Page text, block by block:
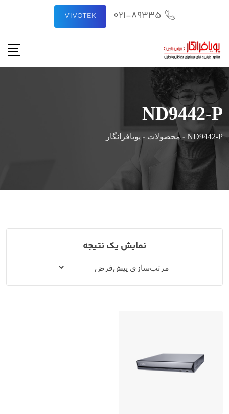
محتوا
021-89335
VIVOTEK
ND9442-P
ND9442-P
-محصولات - پویافرانگار
نمایش یک نتیجه